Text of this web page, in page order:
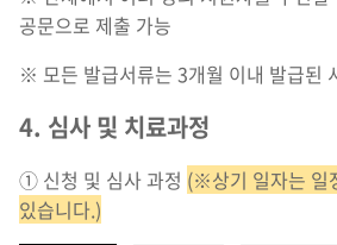
공문으로 제출 가능
※ 모든 발급서류는 3개월 이내 발급된
4. 심사 및 치료과정
① 신청 및 심사 과정 (※상기 일자는 일
있습니다.)